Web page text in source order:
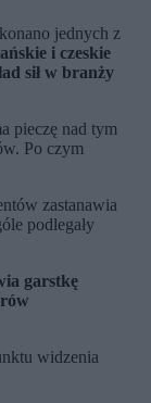
jednych z
i czeskie
sił w branży
pieczę nad tym
Po czym
zastanawia
podlegały
garstkę
widzenia